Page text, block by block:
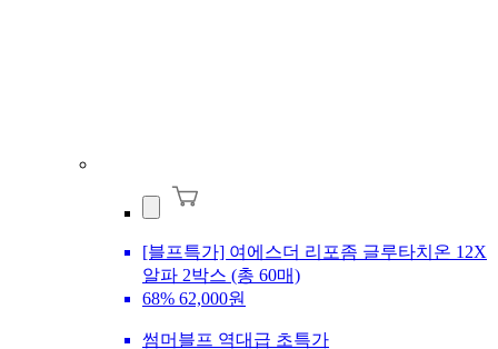
[블프특가] 여에스더 리포좀 글루타치온 12X
알파 2박스 (총 60매)
68% 62,000원
썸머블프 역대급 초특가